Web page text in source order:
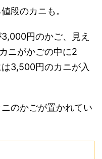
段のカニも。
円のかご、見え
ニがかごの中に2
3,500円のカニが入
のかごが置かれてい